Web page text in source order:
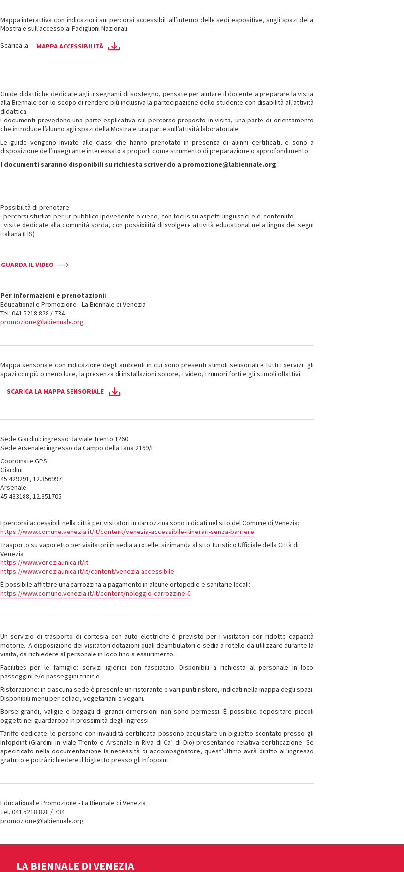
Mappa interattiva con indicazioni sui percorsi accessibili all’interno delle sedi espositive, sugli spazi della
Mostra e sull’accesso ai Padiglioni Nazionali.
Scarica la
MAPPA ACCESSIBILITÀ
Guide didattiche dedicate agli insegnanti di sostegno, pensate per aiutare il docente a preparare la visita
alla Biennale con lo scopo di rendere più inclusiva la partecipazione dello studente con disabilità all’attività
didattica.
I documenti prevedono una parte esplicativa sul percorso proposto in visita, una parte di orientamento
che introduce l’alunno agli spazi della Mostra e una parte sull’attività laboratoriale.
Le guide vengono inviate alle classi che hanno prenotato in presenza di alunni certificati, e sono a
disposizione dell’insegnante interessato a proporli come strumento di preparazione o approfondimento.
I documenti saranno disponibili su richiesta scrivendo a promozione@labiennale.org
Possibilità di prenotare:
· percorsi studiati per un pubblico ipovedente o cieco, con focus su aspetti linguistici e di contenuto
· visite dedicate alla comunità sorda, con possibilità di svolgere attività educational nella lingua dei segni
italiana (LIS)
GUARDA IL VIDEO
Per informazioni e prenotazioni:
Educational e Promozione - La Biennale di Venezia
Tel. 041 5218 828 / 734
promozione@labiennale.org
Mappa sensoriale con indicazione degli ambienti in cui sono presenti stimoli sensoriali e tutti i servizi: gli
spazi con più o meno luce, la presenza di installazioni sonore, i video, i rumori forti e gli stimoli olfattivi.
SCARICA LA MAPPA SENSORIALE
Sede Giardini: ingresso da viale Trento 1260
Sede Arsenale: ingresso da Campo della Tana 2169/F
Coordinate GPS:
Giardini
45.429291, 12.356997
Arsenale
45.433188, 12.351705
I percorsi accessibili nella città per visitatori in carrozzina sono indicati nel sito del Comune di Venezia:
https://www.comune.venezia.it/it/content/venezia-accessibile-itinerari-senza-barriere
Trasporto su vaporetto per visitatori in sedia a rotelle: si rimanda al sito Turistico Ufficiale della Città di
Venezia
https://www.veneziaunica.it/it
https://www.veneziaunica.it/it/content/venezia-accessibile
È possibile affittare una carrozzina a pagamento in alcune ortopedie e sanitarie locali:
https://www.comune.venezia.it/it/content/noleggio-carrozzine-0
Un servizio di trasporto di cortesia con auto elettriche è previsto per i visitatori con ridotte capacità
motorie. A disposizione dei visitatori dotazioni quali deambulatori e sedia a rotelle da utilizzare durante la
visita, da richiedere al personale in loco fino a esaurimento.
Facilities per le famiglie: servizi igienici con fasciatoio. Disponibili a richiesta al personale in loco
passeggini e/o passeggini triciclo.
Ristorazione: in ciascuna sede è presente un ristorante e vari punti ristoro, indicati nella mappa degli spazi.
Disponibili menu per celiaci, vegetariani e vegani.
Borse grandi, valigie e bagagli di grandi dimensioni non sono permessi. È possibile depositare piccoli
oggetti nei guardaroba in prossimità degli ingressi
Tariffe dedicate: le persone con invalidità certificata possono acquistare un biglietto scontato presso gli
Infopoint (Giardini in viale Trento e Arsenale in Riva di Ca’ di Dio) presentando relativa certificazione. Se
specificato nella documentazione la necessità di accompagnatore, quest’ultimo avrà diritto all’ingresso
gratuito e potrà richiedere il biglietto presso gli Infopoint.
Educational e Promozione - La Biennale di Venezia
Tel. 041 5218 828 / 734
promozione@labiennale.org
LA BIENNALE DI VENEZIA